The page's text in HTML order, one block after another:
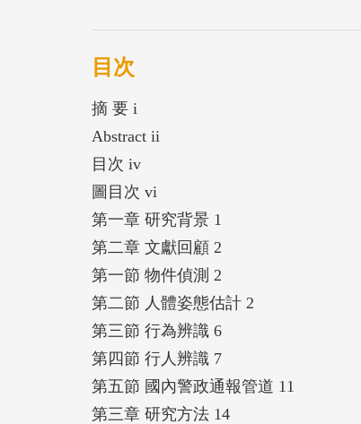
目次
摘 要 i
Abstract ii
目次 iv
圖目次 vi
第一章 研究背景 1
第二章 文獻回顧 2
第一節 物件偵測 2
第二節 人體姿態估計 2
第三節 行為辨識 6
第四節 行人辨識 7
第五節 國內警政通報管道 11
第三章 研究方法 14